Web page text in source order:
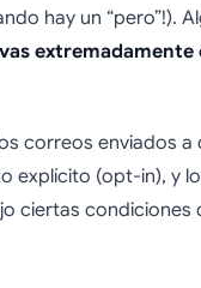
hay un “pero”!).
extremadamente
correos enviados a
explícito (opt-in), y
ciertas condiciones